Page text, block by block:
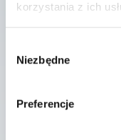
korzystania z ich
zgody
Niezbędne
Preferencje
Lista
których